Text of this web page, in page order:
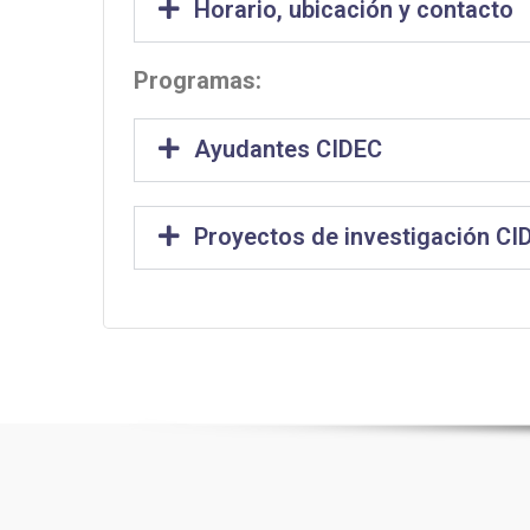
Horario, ubicación y contacto
Programas:
Ayudantes CIDEC
Proyectos de investigación